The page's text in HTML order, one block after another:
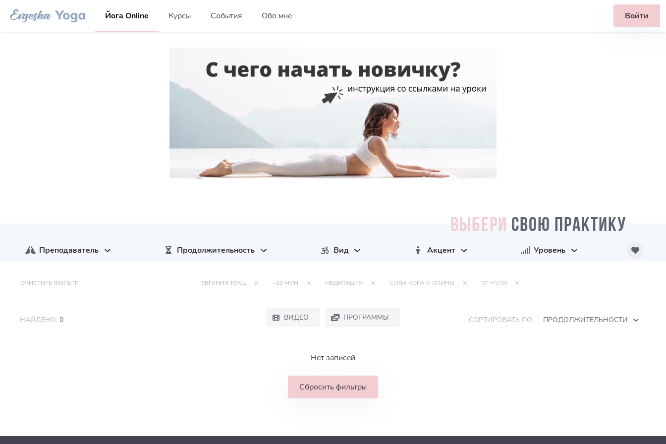
Йога Online Курсы События Обо мне Войти
ВЫБЕРИ СВОЮ ПРАКТИКУ
Преподаватель Продолжительность Вид Акцент Уровень
ОЧИСТИТЬ ФИЛЬТР ЕВГЕНИЯ ТОКЦ ~20 МИН МЕДИТАЦИЯ СИЛА КОРА И СПИНЫ ОТ НУЛЯ
НАЙДЕНО: 0 ВИДЕО ПРОГРАММЫ СОРТИРОВАТЬ ПО ПРОДОЛЖИТЕЛЬНОСТИ
Нет записей
Сбросить фильтры